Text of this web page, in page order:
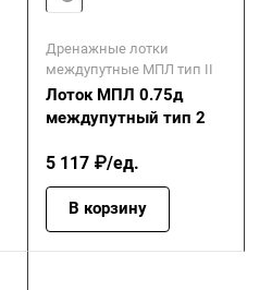
Дренажные лотки
междупутные МПЛ тип II
Лоток МПЛ 0.75д
междупутный тип 2
5 117 ₽/ед.
В корзину